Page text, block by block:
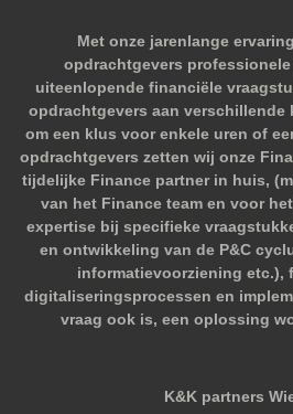
Met onze jarenlange
opdrachtgevers
uiteenlopende financiële
opdrachtgevers aan verschillende
om een klus voor enkele uren of
opdrachtgevers zetten wij onze
tijdelijke Finance partner in huis,
van het Finance team en voor
expertise bij specifieke
en ontwikkeling van de P&C
informatievoorziening etc.),
digitaliseringsprocessen en
vraag ook is, een oplossing
K&K partners